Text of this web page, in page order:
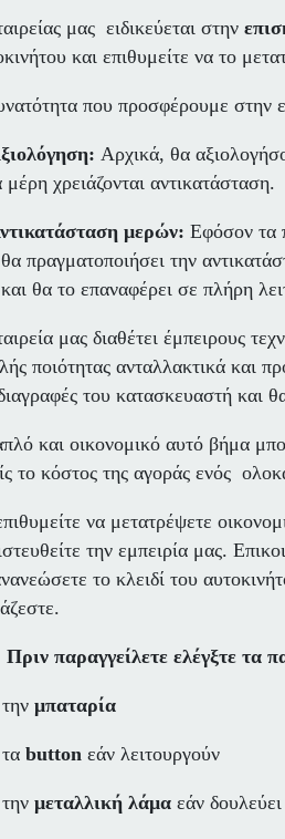
μας ειδικεύεται στην
και επιθυμείτε να το
που προσφέρουμε στην
Αρχικά, θα
μέρη χρειάζονται αντικατάσταση.
μερών: Εφόσον τα
πραγματοποιήσει την
θα το επαναφέρει σε πλήρη
μας διαθέτει έμπειρους
ποιότητας ανταλλακτικά και
του κατασκευαστή και
και οικονομικό αυτό βήμα
το κόστος της αγοράς ενός
να μετατρέψετε
την εμπειρία μας.
το κλειδί του
Πριν παραγγείλετε ελέγξτε τα
μπαταρία
buttonεάν λειτουργούν
μεταλλική λάμαεάν